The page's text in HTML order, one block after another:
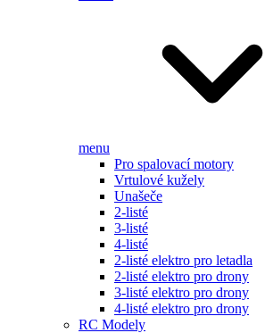
menu
Pro spalovací motory
Vrtulové kužely
Unašeče
2-listé
3-listé
4-listé
2-listé elektro pro letadla
2-listé elektro pro drony
3-listé elektro pro drony
4-listé elektro pro drony
RC Modely